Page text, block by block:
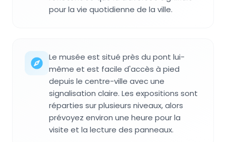
pour la vie quotidienne de la ville.
Le musée est situé près du pont lui-
même et est facile d'accès à pied
depuis le centre-ville avec une
signalisation claire. Les expositions sont
réparties sur plusieurs niveaux, alors
prévoyez environ une heure pour la
visite et la lecture des panneaux.